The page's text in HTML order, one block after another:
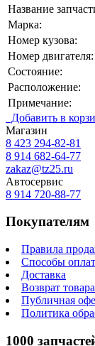
Название
Марка:
Номер кузова:
Номер двигателя:
Состояние:
Расположение:
Примечание:
Добавить в
Магазин
8 423 294-82-81
8 914 682-64-77
zakaz@tz25.ru
Автосервис
8 914 720-88-77
Покупателям
Правила
Способы
Доставка
Возврат товара
Публичная
Политика
1000